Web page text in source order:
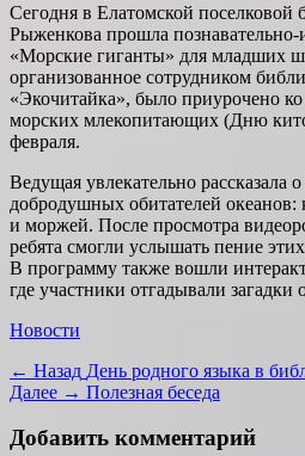
Сегодня в Елатомской поселковой
Рыженкова прошла познавательно-
«Морские гиганты» для младших
организованное сотрудником
«Экочитайка», было приурочено
морских млекопитающих (Дню
февраля.
Ведущая увлекательно
добродушных обитателей океанов:
и моржей. После просмотра
ребята смогли услышать пение
В программу также вошли
где участники отгадывали загадки
Категории
Новости
Навигация
по
записям
← Назад Предыдущая
запись:
День родного языка в
Далее → Следующая
Полезная беседа
Добавить комментарий